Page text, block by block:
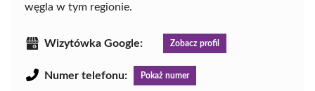
węgla w tym regionie.
Wizytówka Google: Zobacz profil
Numer telefonu: Pokaż numer